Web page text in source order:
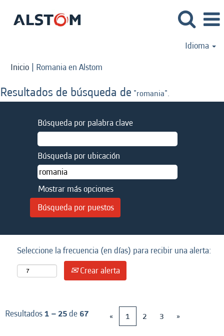
Idioma
Inicio | Romania en Alstom
Resultados de búsqueda de "romania".
Búsqueda por palabra clave
Búsqueda por ubicación
Mostrar más opciones
Seleccione la frecuencia (en días) para recibir una alerta:
Crear alerta
Resultados1 – 25de 67 « 1 2 3 »